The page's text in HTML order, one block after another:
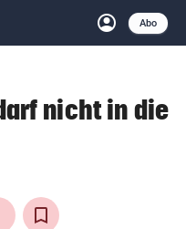
account_circle
Anmelden
Abo
close Schließen
arrow_right
nicht in die